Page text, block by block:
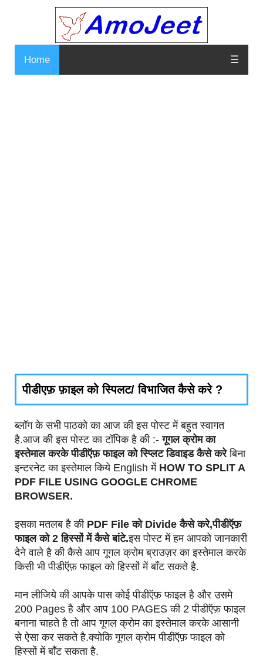
Home ☰
पीडीएफ़ फ़ाइल को स्पिलट/ विभाजित कैसे करे ?
ब्लॉग के सभी पाठको का आज की इस पोस्ट में बहुत स्वागत
है.आज की इस पोस्ट का टॉपिक है की :-गूगल क्रोम का
इस्तेमाल करके पीडीऍफ़ फाइल को स्प्लिट डिवाइड कैसे करेबिना
इन्टरनेट का इस्तेमाल किये English में HOW TO SPLIT A
PDF FILE USING GOOGLE CHROME
BROWSER.
इसका मतलब है कीPDF File को Divide कैसे करे,पीडीऍफ़
फाइल को 2 हिस्सों में कैसे बांटे.इस पोस्ट में हम आपको जानकारी
देने वाले है की कैसे आप गूगल क्रोम ब्राउज़र का इस्तेमाल करके
किसी भी पीडीऍफ़ फाइल को हिस्सों में बाँट सकते है.
मान लीजिये की आपके पास कोई पीडीऍफ़ फाइल है और उसमे
200 Pages है और आप 100 PAGES की 2 पीडीऍफ़ फाइल
बनाना चाहते है तो आप गूगल क्रोम का इस्तेमाल करके आसानी
से ऐसा कर सकते है.क्योकि गूगल क्रोम पीडीऍफ़ फाइल को
हिस्सों में बाँट सकता है.